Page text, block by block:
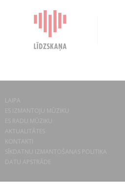
LAIPA
ES IZMANTOJU MŪZIKU
ES RADU MŪZIKU
AKTUALITĀTES
KONTAKTI
SĪKDATŅU IZMANTOŠANAS POLITIKA
DATU APSTRĀDE